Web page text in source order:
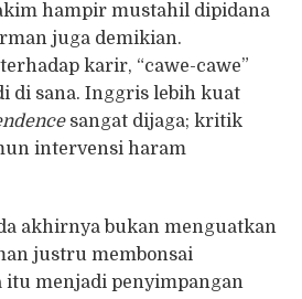
hampir mustahil dipidana
juga demikian.
karir, “cawe-cawe”
di sana. Inggris lebih kuat
sangat dijaga; kritik
intervensi haram
akhirnya bukan menguatkan
justru membonsai
itu menjadi penyimpangan